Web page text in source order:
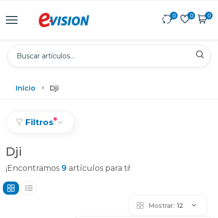
0 0 0
Inicio Dji
Filtros
Dji
¡Encontramos 9 artículos para ti!
Mostrar: 12